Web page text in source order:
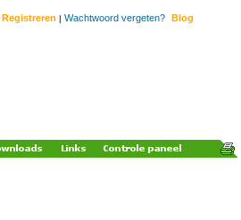
| Wachtwoord vergeten? Blog